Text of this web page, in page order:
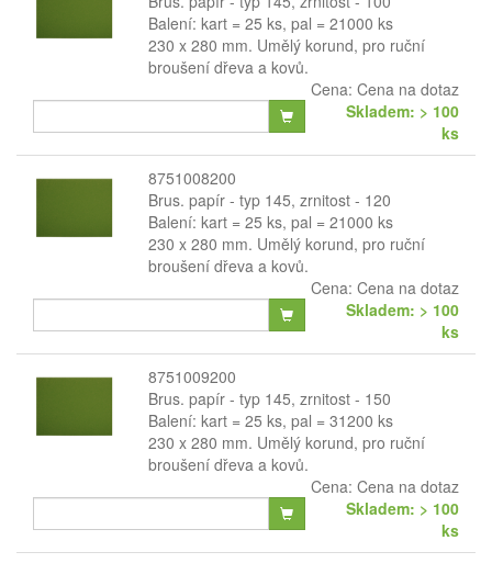
Balení: kart = 25 ks, pal = 21000 ks
230 x 280 mm. Umělý korund, pro ruční
broušení dřeva a kovů.
Cena: Cena na dotaz
Skladem: > 100
ks
8751008200
Brus. papír - typ 145, zrnitost - 120
Balení: kart = 25 ks, pal = 21000 ks
230 x 280 mm. Umělý korund, pro ruční
broušení dřeva a kovů.
Cena: Cena na dotaz
Skladem: > 100
ks
8751009200
Brus. papír - typ 145, zrnitost - 150
Balení: kart = 25 ks, pal = 31200 ks
230 x 280 mm. Umělý korund, pro ruční
broušení dřeva a kovů.
Cena: Cena na dotaz
Skladem: > 100
ks